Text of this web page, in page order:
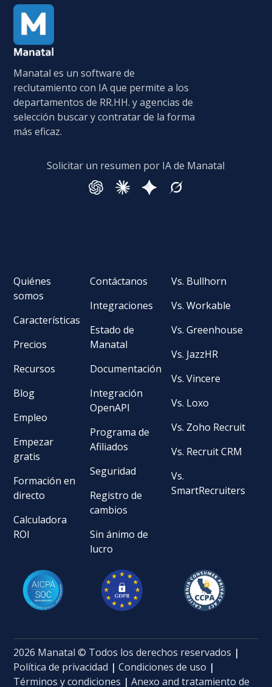
Manatal es un software de
reclutamiento con IA que permite a los
departamentos de RR.HH. y agencias de
selección buscar y contratar de la forma
más eficaz.
Solicitar un resumen por IA de Manatal
Quiénes
somos
Características
Precios
Recursos
Blog
Empleo
Empezar
gratis
Formación en
directo
Calculadora
ROI
Contáctanos
Integraciones
Estado de
Manatal
Documentación
Integración
OpenAPI
Programa de
Afiliados
Seguridad
Registro de
cambios
Sin ánimo de
lucro
Vs. Bullhorn
Vs. Workable
Vs. Greenhouse
Vs. JazzHR
Vs. Vincere
Vs. Loxo
Vs. Zoho Recruit
Vs. Recruit CRM
Vs.
SmartRecruiters
2026 Manatal © Todos los derechos reservados |
Política de privacidad |Condiciones de uso |
Términos y condiciones | Anexo and tratamiento de